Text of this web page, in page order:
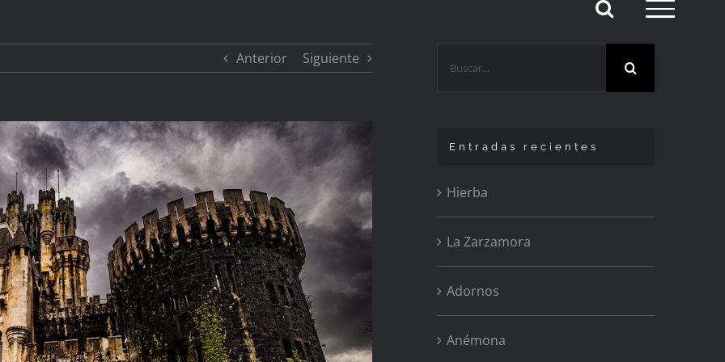
Anterior Siguiente
Entradas recientes
Hierba
La Zarzamora
Adornos
Anémona